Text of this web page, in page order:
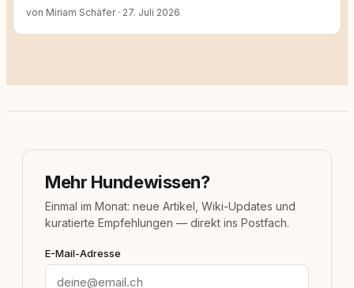
von Miriam Schäfer · 27. Juli 2026
Mehr Hundewissen?
Einmal im Monat: neue Artikel, Wiki-Updates und
kuratierte Empfehlungen — direkt ins Postfach.
E-Mail-Adresse